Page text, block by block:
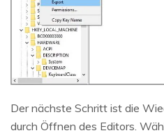
Der nächste Schritt ist die
durch Öffnen des Editors.